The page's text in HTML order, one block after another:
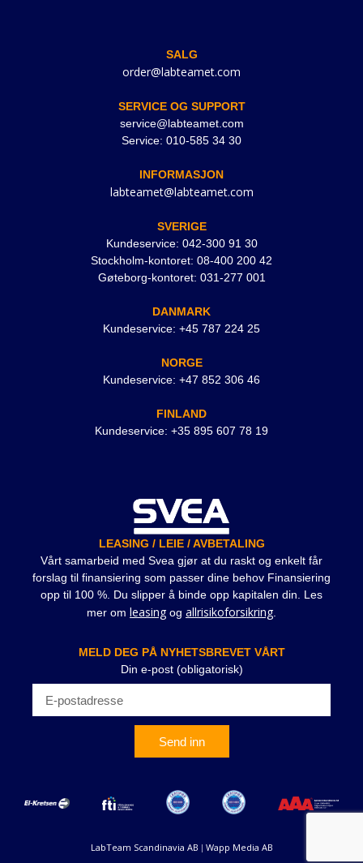
SALG
order@labteamet.com
SERVICE OG SUPPORT
service@labteamet.com
Service: 010-585 34 30
INFORMASJON
labteamet@labteamet.com
SVERIGE
Kundeservice: 042-300 91 30
Stockholm-kontoret: 08-400 200 42
Gøteborg-kontoret: 031-277 001
DANMARK
Kundeservice: +45 787 224 25
NORGE
Kundeservice: +47 852 306 46
FINLAND
Kundeservice: +35 895 607 78 19
LEASING / LEIE / AVBETALING
Vårt samarbeid med Svea gjør at du raskt og enkelt får
forslag til finansiering som passer dine behov Finansiering
opp til 100 %. Du slipper å binde opp kapitalen din. Les
mer om leasingog allrisikoforsikring.
MELD DEG PÅ NYHETSBREVET VÅRT
Din e-post (obligatorisk)
Send inn
LabTeam Scandinavia AB | Wapp Media AB